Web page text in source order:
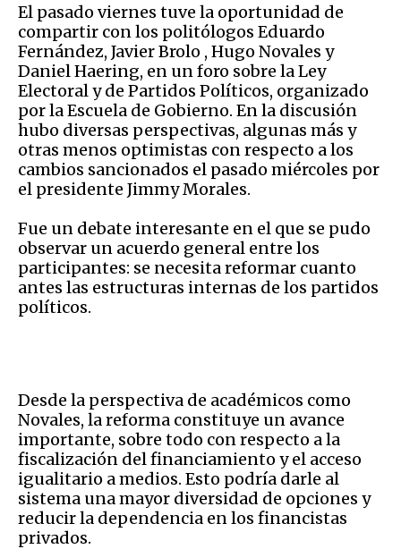
El pasado viernes tuve la oportunidad de
compartir con los politólogos Eduardo
Fernández, Javier Brolo , Hugo Novales y
Daniel Haering, en un foro sobre la Ley
Electoral y de Partidos Políticos, organizado
por la Escuela de Gobierno. En la discusión
hubo diversas perspectivas, algunas más y
otras menos optimistas con respecto a los
cambios sancionados el pasado miércoles por
el presidente Jimmy Morales.
Fue un debate interesante en el que se pudo
observar un acuerdo general entre los
participantes: se necesita reformar cuanto
antes las estructuras internas de los partidos
políticos.
Desde la perspectiva de académicos como
Novales, la reforma constituye un avance
importante, sobre todo con respecto a la
fiscalización del financiamiento y el acceso
igualitario a medios. Esto podría darle al
sistema una mayor diversidad de opciones y
reducir la dependencia en los financistas
privados.